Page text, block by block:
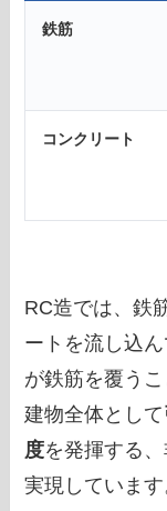
鉄筋
コンクリート
RC造では、鉄
ートを流し込
が鉄筋を覆う
建物全体として
度を発揮する
実現しています